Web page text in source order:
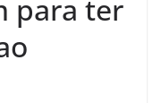
para ter